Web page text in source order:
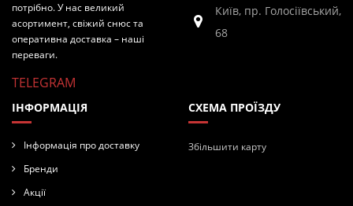
потрібно. У нас великий
асортимент, свіжий снюс та
оперативна доставка – наші
переваги.
TELEGRAM
Київ, пр. Голосіївський,
68
ІНФОРМАЦІЯ
Інформація про доставку
Бренди
Акції
СХЕМА ПРОЇЗДУ
Збільшити карту